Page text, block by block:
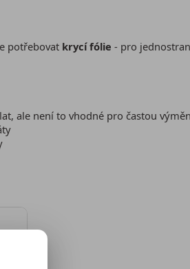
potřebovat krycí fólie - pro
ale není to vhodné pro častou